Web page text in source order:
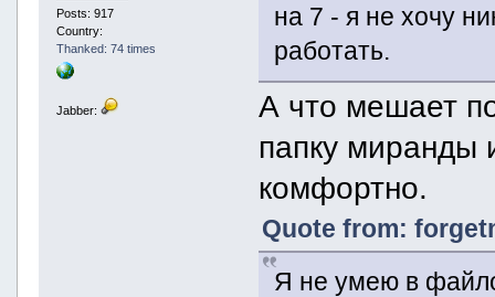
Posts: 917
Country:
Thanked: 74 times
Jabber:
на 7 - я не хочу
работать.
А что мешает
папку миранды
комфортно.
Quote from:
Я не умею в